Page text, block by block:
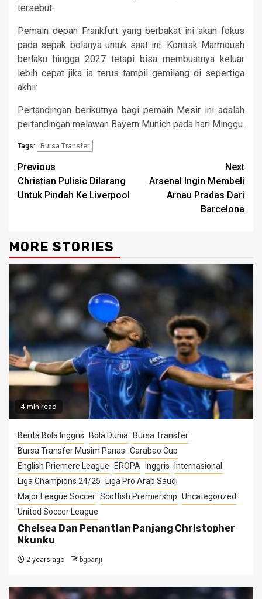
tersebut.
Pemain depan Frankfurt yang berbakat ini akan fokus
pada sepak bolanya untuk saat ini. Kontrak Marmoush
berlaku hingga 2027 tetapi bisa membuatnya keluar
lebih cepat jika ia terus tampil gemilang di sepertiga
akhir.
Pertandingan berikutnya bagi pemain Mesir ini adalah
pertandingan melawan Bayern Munich pada hari Minggu.
Tags: Bursa Transfer
Continue
Reading
Previous
Christian Pulisic Dilarang
Untuk Pindah Ke Liverpool
Next
Arsenal Ingin Membeli
Arnau Pradas Dari
Barcelona
MORE STORIES
4 min read
Berita Bola Inggris Bola Dunia
Bursa Transfer
Bursa Transfer Musim Panas Carabao Cup
English Priemere League
EROPA Inggris
Internasional
Liga Champions 24/25
Liga Pro Arab Saudi
Major League Soccer Scottish Premiership Uncategorized
United Soccer League
Chelsea Dan Penantian Panjang Christopher
Nkunku
2 years ago bgpanji